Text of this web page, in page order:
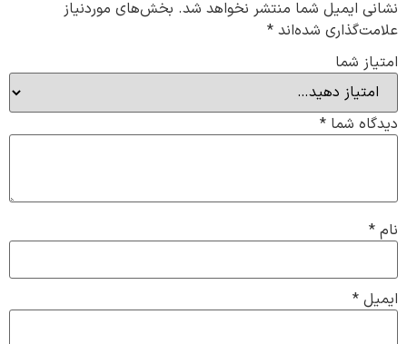
نشانی ایمیل شما منتشر نخواهد شد. بخش‌های موردنیاز
علامت‌گذاری شده‌اند *
امتیاز شما
دیدگاه شما *
نام *
ایمیل *